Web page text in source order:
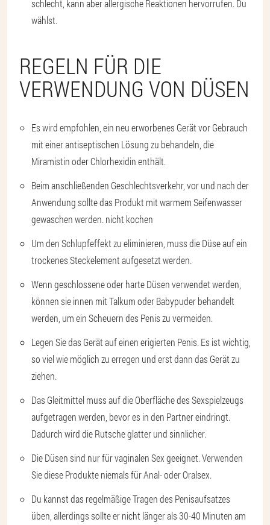
schlecht, kann aber allergische Reaktionen hervorrufen. Du
wählst.
REGELN FÜR DIE
VERWENDUNG VON DÜSEN
Es wird empfohlen, ein neu erworbenes Gerät vor Gebrauch
mit einer antiseptischen Lösung zu behandeln, die
Miramistin oder Chlorhexidin enthält.
Beim anschließenden Geschlechtsverkehr, vor und nach der
Anwendung sollte das Produkt mit warmem Seifenwasser
gewaschen werden. nicht kochen
Um den Schlupfeffekt zu eliminieren, muss die Düse auf ein
trockenes Steckelement aufgesetzt werden.
Wenn geschlossene oder harte Düsen verwendet werden,
können sie innen mit Talkum oder Babypuder behandelt
werden, um ein Scheuern des Penis zu vermeiden.
Legen Sie das Gerät auf einen erigierten Penis. Es ist wichtig,
so viel wie möglich zu erregen und erst dann das Gerät zu
ziehen.
Das Gleitmittel muss auf die Oberfläche des Sexspielzeugs
aufgetragen werden, bevor es in den Partner eindringt.
Dadurch wird die Rutsche glatter und sinnlicher.
Die Düsen sind nur für vaginalen Sex geeignet. Verwenden
Sie diese Produkte niemals für Anal- oder Oralsex.
Du kannst das regelmäßige Tragen des Penisaufsatzes
üben, allerdings sollte er nicht länger als 30-40 Minuten am